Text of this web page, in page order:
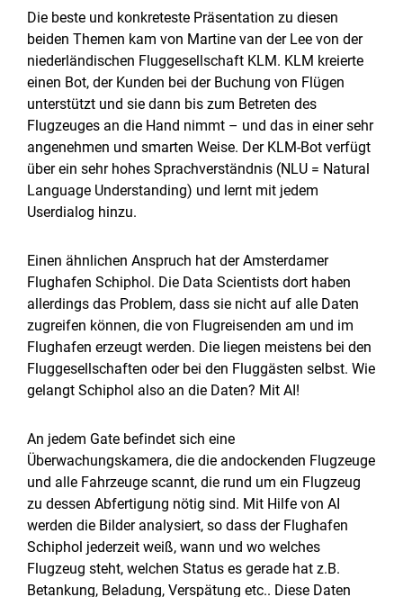
Die beste und konkreteste Präsentation zu diesen
beiden Themen kam von Martine van der Lee von der
niederländischen Fluggesellschaft KLM. KLM kreierte
einen Bot, der Kunden bei der Buchung von Flügen
unterstützt und sie dann bis zum Betreten des
Flugzeuges an die Hand nimmt – und das in einer sehr
angenehmen und smarten Weise. Der KLM-Bot verfügt
über ein sehr hohes Sprachverständnis (NLU = Natural
Language Understanding) und lernt mit jedem
Userdialog hinzu.
Einen ähnlichen Anspruch hat der Amsterdamer
Flughafen Schiphol. Die Data Scientists dort haben
allerdings das Problem, dass sie nicht auf alle Daten
zugreifen können, die von Flugreisenden am und im
Flughafen erzeugt werden. Die liegen meistens bei den
Fluggesellschaften oder bei den Fluggästen selbst. Wie
gelangt Schiphol also an die Daten? Mit AI!
An jedem Gate befindet sich eine
Überwachungskamera, die die andockenden Flugzeuge
und alle Fahrzeuge scannt, die rund um ein Flugzeug
zu dessen Abfertigung nötig sind. Mit Hilfe von AI
werden die Bilder analysiert, so dass der Flughafen
Schiphol jederzeit weiß, wann und wo welches
Flugzeug steht, welchen Status es gerade hat z.B.
Betankung, Beladung, Verspätung etc.. Diese Daten